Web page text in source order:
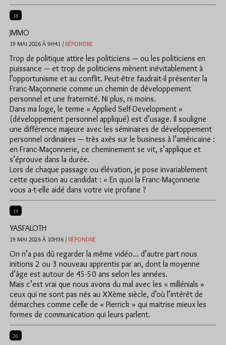
18
JMMO
19 MAI 2026 À 9H41 / RÉPONDRE
Trop de politique attire les politiciens — ou les politiciens en
puissance — et trop de politiciens mènent inévitablement à
l’opportunisme et au conflit. Peut-être faudrait-il présenter la
Franc-Maçonnerie comme un chemin de développement
personnel et une fraternité. Ni plus, ni moins.
Dans ma loge, le terme « Applied Self-Development »
(développement personnel appliqué) est d’usage. Il souligne
une différence majeure avec les séminaires de développement
personnel ordinaires — très axés sur le business à l’américaine :
en Franc-Maçonnerie, ce cheminement se vit, s’applique et
s’éprouve dans la durée.
Lors de chaque passage ou élévation, je pose invariablement
cette question au candidat : « En quoi la Franc-Maçonnerie
vous a-t-elle aidé dans votre vie profane ?
19
YASFALOTH
19 MAI 2026 À 10H36 / RÉPONDRE
On n’a pas dû regarder la même vidéo… d’autre part nous
initions 2 ou 3 nouveau apprentis par an, dont la moyenne
d’âge est autour de 45-50 ans selon les années.
Mais c’est vrai que nous avons du mal avec les « millénials »
ceux qui ne sont pas nés au XXème siècle, d’où l’intérêt de
démarches comme celle de « Pierrick » qui maitrise mieux les
formes de communication qui leurs parlent.
20